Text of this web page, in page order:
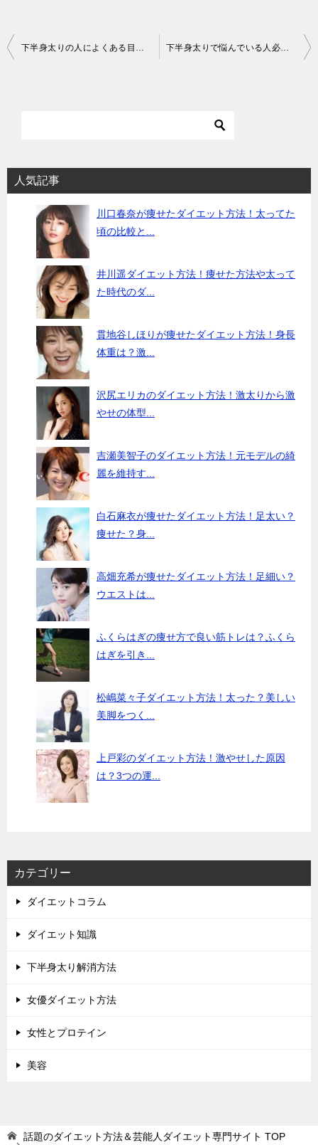
投
シ
下半身太りの人によくある目的の間違いとは？ダイエットを成功させる秘訣は？ 下半身太りで悩んでいる人必見！歩き方で全く変わる女性の見た目！
人気記事
川口春奈が痩せたダイエット方法！太ってた
頃の比較と...
井川遥ダイエット方法！痩せた方法や太って
た時代のダ...
貫地谷しほりが痩せたダイエット方法！身長
体重は？激...
沢尻エリカのダイエット方法！激太りから激
やせの体型...
吉瀬美智子のダイエット方法！元モデルの綺
麗を維持す...
白石麻衣が痩せたダイエット方法！足太い？
痩せた？身...
高畑充希が痩せたダイエット方法！足細い？
ウエストは...
ふくらはぎの痩せ方で良い筋トレは？ふくら
はぎを引き...
松嶋菜々子ダイエット方法！太った？美しい
美脚をつく...
上戸彩のダイエット方法！激やせした原因
は？3つの運...
カテゴリー
ダイエットコラム
ダイエット知識
下半身太り解消方法
女優ダイエット方法
女性とプロテイン
美容
話題のダイエット方法＆芸能人ダイエット専門サイト TOP